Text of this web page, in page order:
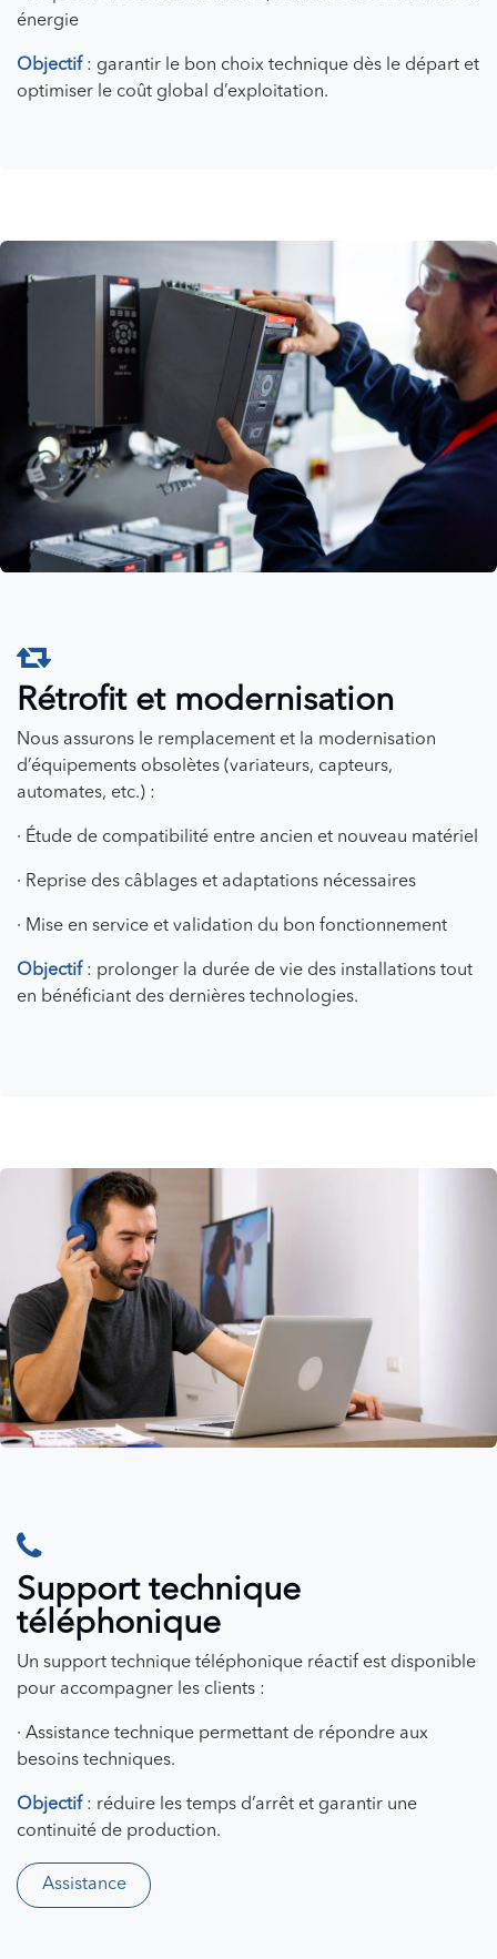
énergie
Objectif : garantir le bon choix technique dès le départ et
optimiser le coût global d’exploitation.
Rétrofit et modernisation
Nous assurons le remplacement et la modernisation
d’équipements obsolètes (variateurs, capteurs,
automates, etc.) :
· Étude de compatibilité entre ancien et nouveau matériel
· Reprise des câblages et adaptations nécessaires
· Mise en service et validation du bon fonctionnement
Objectif : prolonger la durée de vie des installations tout
en bénéficiant des dernières technologies.
Support technique
téléphonique
Un support technique téléphonique réactif est disponible
pour accompagner les clients :
· Assistance technique permettant de répondre aux
besoins techniques.
Objectif : réduire les temps d’arrêt et garantir une
continuité de production.
Assistance